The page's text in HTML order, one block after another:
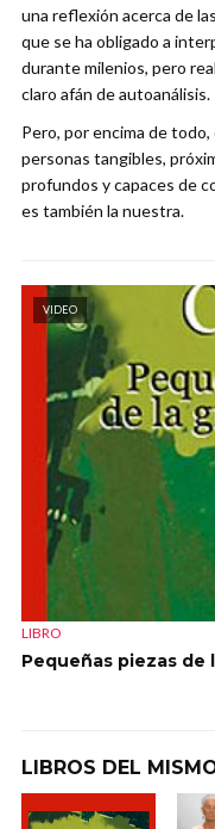
una reflexión acerca de
que se ha obligado a
durante milenios, pero
claro afán de autoanálisis.
Pero, por encima de
personas tangibles,
profundos y capaces de
es también la nuestra.
VIDEO
LIBRO
Pequeñas piezas de
LIBROS DEL